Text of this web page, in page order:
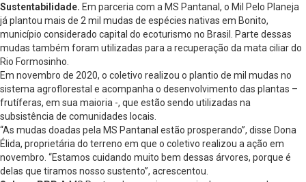
Sustentabilidade. Em parceria com a MS Pantanal, o Mil Pelo Planeja
já plantou mais de 2 mil mudas de espécies nativas em Bonito,
município considerado capital do ecoturismo no Brasil. Parte dessas
mudas também foram utilizadas para a recuperação da mata ciliar do
Rio Formosinho.
Em novembro de 2020, o coletivo realizou o plantio de mil mudas no
sistema agroflorestal e acompanha o desenvolvimento das plantas –
frutíferas, em sua maioria -, que estão sendo utilizadas na
subsistência de comunidades locais.
“As mudas doadas pela MS Pantanal estão prosperando”, disse Dona
Élida, proprietária do terreno em que o coletivo realizou a ação em
novembro. “Estamos cuidando muito bem dessas árvores, porque é
delas que tiramos nosso sustento”, acrescentou.